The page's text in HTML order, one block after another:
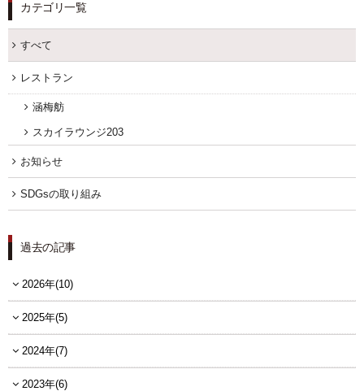
カテゴリ一覧
すべて
レストラン
涵梅舫
スカイラウンジ203
お知らせ
SDGsの取り組み
過去の記事
2026年(10)
2025年(5)
2024年(7)
2023年(6)